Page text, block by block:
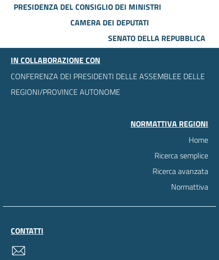
PRESIDENZA DEL CONSIGLIO DEI MINISTRI
CAMERA DEI DEPUTATI
SENATO DELLA REPUBBLICA
IN COLLABORAZIONE CON
CONFERENZA DEI PRESIDENTI DELLE ASSEMBLEE DELLE
REGIONI/PROVINCE AUTONOME
NORMATTIVA REGIONI
Home
Ricerca semplice
Ricerca avanzata
Normattiva
CONTATTI